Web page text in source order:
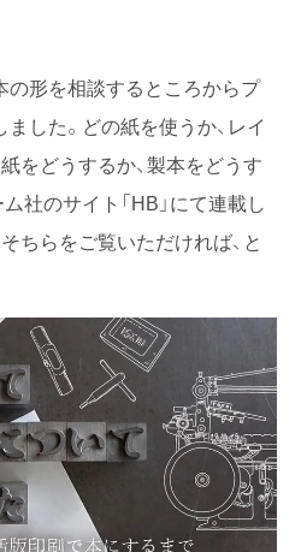
の形を相談するところからプ
した。どの紙を使うか、レイ
をどうするか、製本をどうす
社のサイト「HB」にて連載し
ちらをご覧いただければ、と